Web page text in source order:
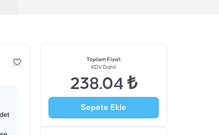
Toplam Fiyat:
KDV Dahil
238.04 ₺
Sepete Ekle